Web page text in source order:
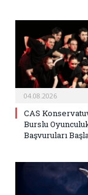
04.08.2026
CAS
Burslu
Başvuruları